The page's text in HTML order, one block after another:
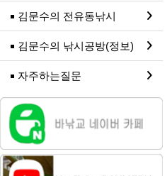
김문수의 전유동낚시
김문수의 낚시공방(정보)
자주하는질문